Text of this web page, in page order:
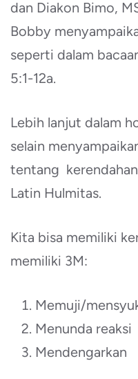
dan Diakon Bimo,
Bobby
seperti dalam
5:1-12a.
Lebih lanjut dalam
selain
tentang
Latin Hulmitas.
Kita bisa memiliki
memiliki 3M:
Memuji/
Menunda reaksi
Mendengarkan